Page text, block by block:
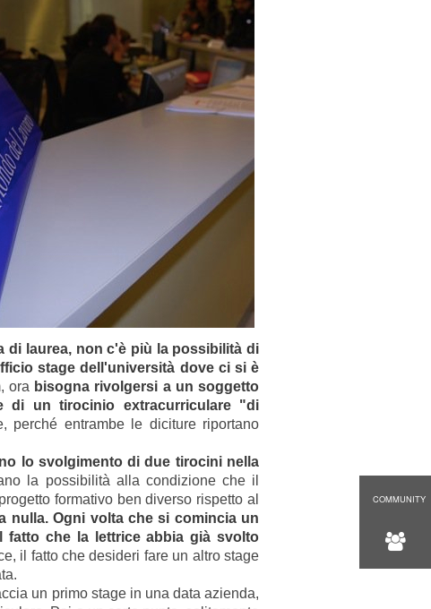
di laurea, non c'è più la possibilità di
stage dell'università dove ci si è
ora bisogna rivolgersi a un soggetto
di un tirocinio extracurriculare "di
perché entrambe le diciture riportano
lo svolgimento di due tirocini nella
la possibilità alla condizione che il
formativo ben diverso rispetto al
nulla. Ogni volta che si comincia un
fatto che la lettrice abbia già svolto
il fatto che desideri fare un altro stage
un primo stage in una data azienda,
COMMUNITY